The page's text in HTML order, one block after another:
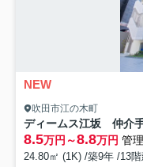
NEW
吹田市江の木町
ディームス江坂 仲介
8.5万円～8.8万円 管
24.80㎡ (1K) /築9年 /13階